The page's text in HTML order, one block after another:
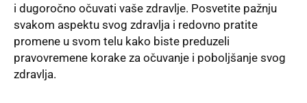
i dugoročno očuvati vaše zdravlje. Posvetite pažnju
svakom aspektu svog zdravlja i redovno pratite
promene u svom telu kako biste preduzeli
pravovremene korake za očuvanje i poboljšanje svog
zdravlja.